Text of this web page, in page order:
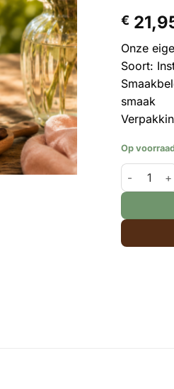
€
Onze
Soort:
smaak
Op
Aprigio